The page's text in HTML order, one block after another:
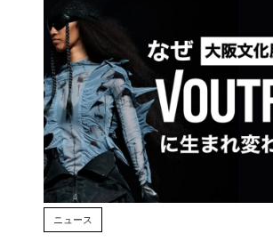
ニュース